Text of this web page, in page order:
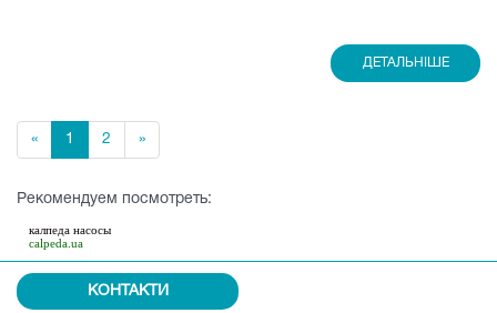
ДЕТАЛЬНІШЕ
« 1 2 »
Рекомендуем посмотреть:
калпеда насосы
calpeda.ua
КОНТАКТИ